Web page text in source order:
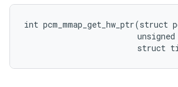
int pcm_mmap_get_hw_ptr(struct
unsigned
struct